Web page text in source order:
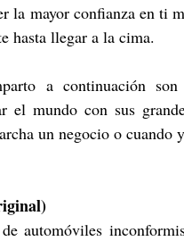
la mayor confianza en ti
hasta llegar a la cima.
a continuación
el mundo con sus
un negocio o cuando
automóviles